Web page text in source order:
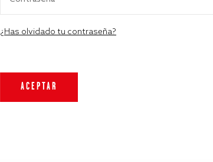
¿Has olvidado tu contraseña?